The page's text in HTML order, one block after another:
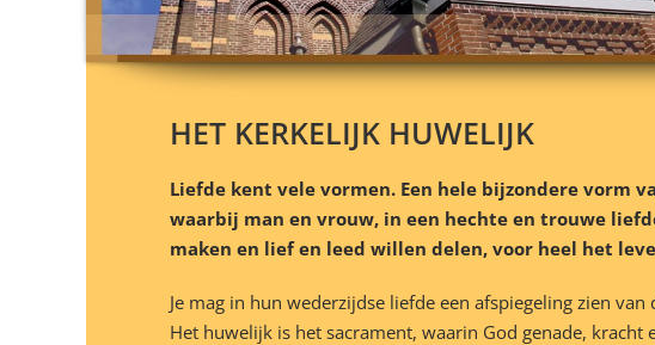
HET KERKELIJK HUWELIJK
Liefde kent vele vormen. Een hele bijzondere vorm
waarbij man en vrouw, in een hechte en trouwe
maken en lief en leed willen delen, voor heel het
Je mag in hun wederzijdse liefde een afspiegeling zien
Het huwelijk is het sacrament, waarin God genade, kracht